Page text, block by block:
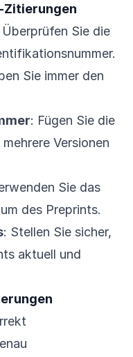
Zitierungen
Überprüfen Sie die
Sie immer den
: Fügen Sie die
Versionen
Sie das
des Preprints.
: Stellen Sie sicher,
aktuell und